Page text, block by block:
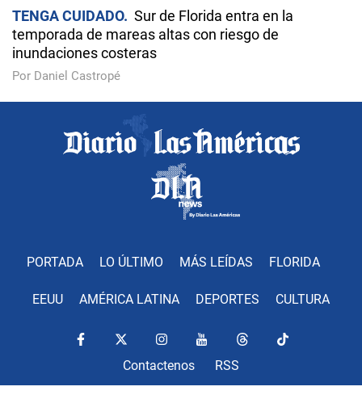
TENGA CUIDADO
Sur de Florida entra en la
temporada de mareas altas con riesgo de
inundaciones costeras
Por Daniel Castropé
PORTADA LO ÚLTIMO MÁS LEÍDAS FLORIDA
EEUU AMÉRICA LATINA DEPORTES CULTURA
Contactenos RSS